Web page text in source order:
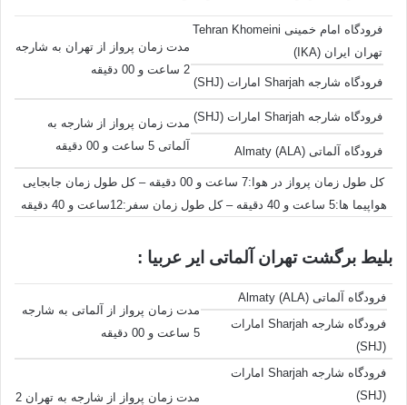
فرودگاه امام خمینی Tehran Khomeini
تهران ایران (IKA)
مدت زمان پرواز از تهران به شارجه
2 ساعت و 00 دقیقه
فرودگاه شارجه Sharjah امارات (SHJ)
فرودگاه شارجه Sharjah امارات (SHJ)
مدت زمان پرواز از شارجه به
آلماتی 5 ساعت و 00 دقیقه
فرودگاه آلماتی Almaty (ALA)
کل طول زمان پرواز در هوا:7 ساعت و 00 دقیقه – کل طول زمان جابجایی
هواپیما ها:5 ساعت و 40 دقیقه – کل طول زمان سفر:12ساعت و 40 دقیقه
بلیط برگشت تهران آلماتی ایر عربیا :
فرودگاه آلماتی Almaty (ALA)
مدت زمان پرواز از آلماتی به شارجه
5 ساعت و 00 دقیقه
فرودگاه شارجه Sharjah امارات
(SHJ)
فرودگاه شارجه Sharjah امارات
(SHJ)
مدت زمان پرواز از شارجه به تهران 2